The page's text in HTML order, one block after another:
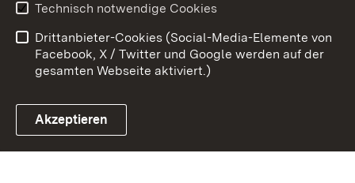
Link zum Landesportal
Barrierefreiheit
Impressum
Cookies
Technisch notwendige Cookies
Drittanbieter-Cookies (Social-Media-Elemente von
Facebook, X / Twitter und Google werden auf der
gesamten Webseite aktiviert.)
Akzeptieren